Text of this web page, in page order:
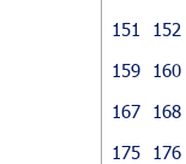
151
152
159
160
167
168
175
176